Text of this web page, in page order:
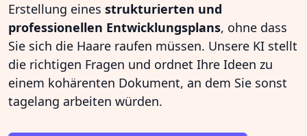
Erstellung eines strukturierten und
professionellen Entwicklungsplans, ohne dass
Sie sich die Haare raufen müssen. Unsere KI stellt
die richtigen Fragen und ordnet Ihre Ideen zu
einem kohärenten Dokument, an dem Sie sonst
tagelang arbeiten würden.